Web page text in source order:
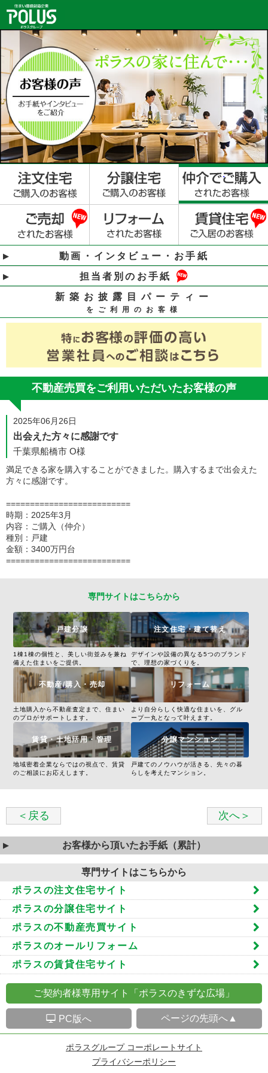
動画・インタビュー・お手紙
担当者別のお手紙
新築お披露目パーティー
をご利用のお客様
不動産売買をご利用いただいたお客様の声
2025年06月26日
出会えた方々に感謝です
千葉県船橋市 O様
満足できる家を購入することができました。購入するまで出会えた
方々に感謝です。
==========================
時期：2025年3月
内容：ご購入（仲介）
種別：戸建
金額：3400万円台
==========================
専門サイトはこちらから
戸建分譲
1棟1棟の個性と、美しい街並みを兼ね
備えた住まいをご提供。
注文住宅・建て替え
デザインや設備の異なる5つのブランド
で、理想の家づくりを。
不動産/購入・売却
土地購入から不動産査定まで、住まい
のプロがサポートします。
リフォーム
より自分らしく快適な住まいを、グル
ープ一丸となって叶えます。
賃貸・土地活用・管理
地域密着企業ならではの視点で、賃貸
のご相談にお応えします。
分譲マンション
戸建てのノウハウが活きる、先々の暮
らしを考えたマンション。
＜戻る 次へ＞
お客様から頂いたお手紙（累計）
専門サイトはこちらから
ポラスの注文住宅サイト
ポラスの分譲住宅サイト
ポラスの不動産売買サイト
ポラスのオールリフォーム
ポラスの賃貸住宅サイト
ご契約者様専用サイト「ポラスのきずな広場」
S PC版へ ページの先頭へ▲
ポラスグループ コーポレートサイト
プライバシーポリシー